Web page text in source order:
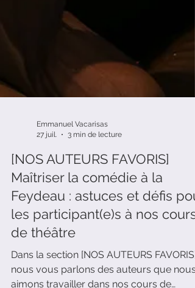
27 juil.
3 min de lecture
[NOS AUTEURS FAVORIS]
Maîtriser la comédie à la
Feydeau : astuces et défis
les participant(e)s à nos cours
de théâtre